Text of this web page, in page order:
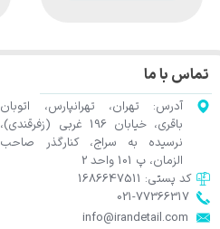
تماس با ما
آدرس: تهران، تهرانپارس، اتوبان
باقری، خیابان 196 غربی (زفرقندی)،
نرسیده به سراج، کنارگذر صاحب
الزمان، پ 101 واحد 2
​​​​​​​info@irandetail.com
021-77366317​​​​​​​​​​​​​​​​​​​​​
کد پستی: 1686647511